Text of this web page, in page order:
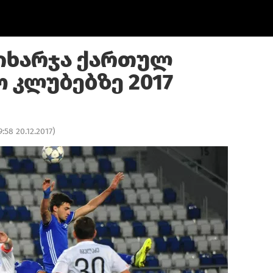
ქართულ
2017
20.12.2017)